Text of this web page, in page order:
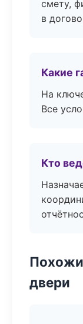
смету,
в
Какие
На
Все
Кто
двери